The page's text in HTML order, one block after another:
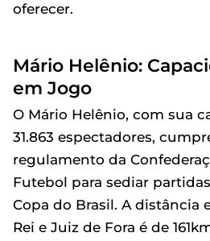
oferecer.
Mário Helênio:
em Jogo
O Mário Helênio, com sua
31.863 espectadores,
regulamento da
Futebol para sediar
Copa do Brasil. A distância
Rei e Juiz de Fora é de